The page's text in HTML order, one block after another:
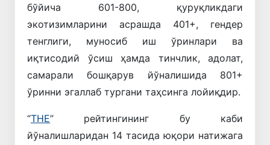
бўйича 601-800, қуруқликдаги
экотизимларини асрашда 401+, гендер
тенглиги, муносиб иш ўринлари ва
иқтисодий ўсиш ҳамда тинчлик, адолат,
самарали бошқарув йўналишида 801+
ўринни эгаллаб тургани таҳсинга лойиқдир.
“THE” рейтингининг бу каби
йўналишларидан 14 тасида юқори натижага